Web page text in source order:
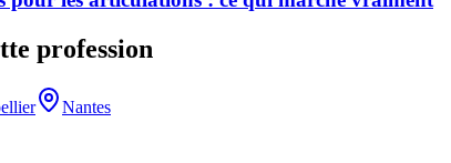
profession
Nantes